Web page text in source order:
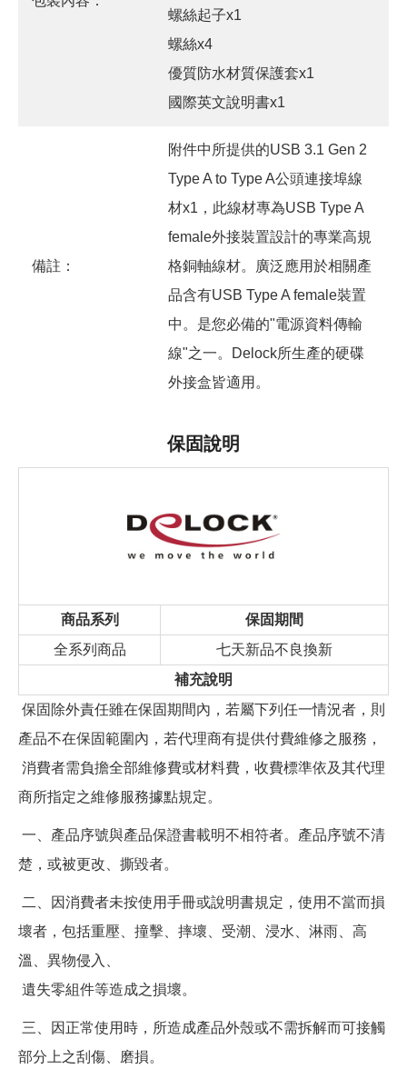
螺絲起子x1
螺絲x4
優質防水材質保護套x1
國際英文說明書x1
備註：
附件中所提供的USB 3.1 Gen 2
Type A to Type A公頭連接埠線
材x1，此線材專為USB Type A
female外接裝置設計的專業高規
格銅軸線材。廣泛應用於相關產
品含有USB Type A female裝置
中。是您必備的"電源資料傳輸
線"之一。Delock所生產的硬碟
外接盒皆適用。
保固說明
商品系列
保固期間
全系列商品
七天新品不良換新
補充說明
保固除外責任雖在保固期間內，若屬下列任一情況者，則
產品不在保固範圍內，若代理商有提供付費維修之服務，
消費者需負擔全部維修費或材料費，收費標準依及其代理
商所指定之維修服務據點規定。
一、產品序號與產品保證書載明不相符者。產品序號不清
楚，或被更改、撕毀者。
二、因消費者未按使用手冊或說明書規定，使用不當而損
壞者，包括重壓、撞擊、摔壞、受潮、浸水、淋雨、高
溫、異物侵入、
遺失零組件等造成之損壞。
三、因正常使用時，所造成產品外殼或不需拆解而可接觸
部分上之刮傷、磨損。